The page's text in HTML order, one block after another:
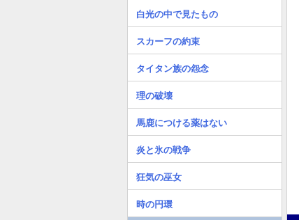
白光の中で見たもの
スカーフの約束
タイタン族の怨念
理の破壊
馬鹿につける薬はない
炎と氷の戦争
狂気の巫女
時の円環